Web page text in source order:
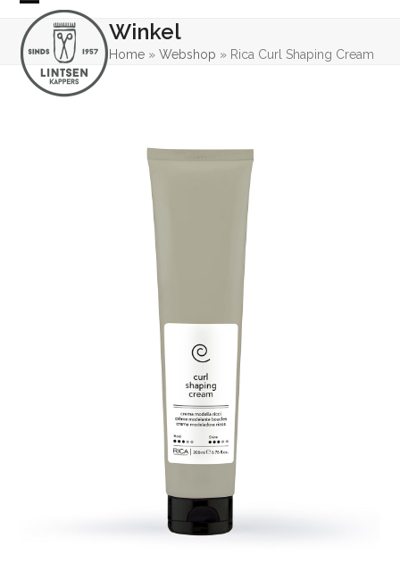
Skip
content
Open
mobile
menu
Close
mobile
menu
Winkel
Home »Webshop » Rica Curl Shaping Cream